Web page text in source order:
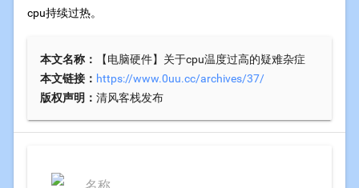
cpu持续过热。
本文名称：
【电脑硬件】关于cpu温度过高的疑难杂症
本文链接： https://www.0uu.cc/archives/37/
版权声明： 清风客栈发布